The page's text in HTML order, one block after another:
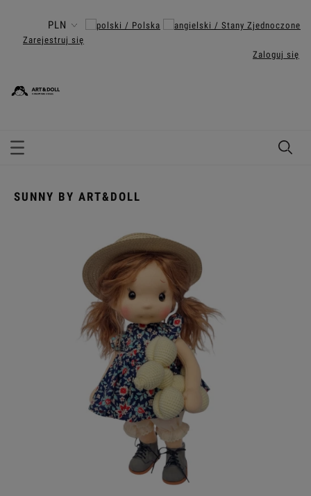
Zarejestruj się
Zaloguj się
SUNNY BY ART&DOLL